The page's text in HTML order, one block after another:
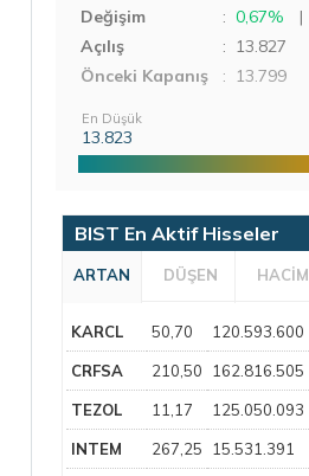
Değişim : 0,67% |
Açılış
: 13.827
Önceki Kapanış
: 13.799
En Düşük
13.823
BIST En Aktif Hisseler
ARTAN DÜŞEN HACİM
KARCL 50,70 120.593.600
CRFSA 210,50 162.816.505
TEZOL 11,17 125.050.093
INTEM 267,25 15.531.391